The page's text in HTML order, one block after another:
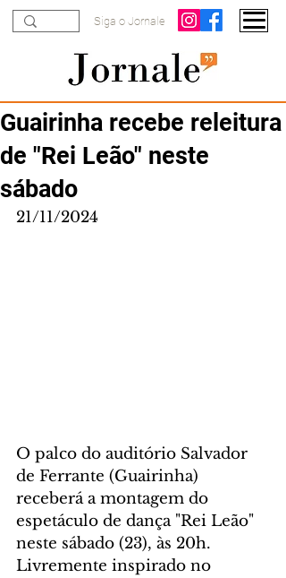
Siga o Jornale
Guairinha recebe releitura
de "Rei Leão" neste
sábado
21/11/2024
O palco do auditório Salvador
de Ferrante (Guairinha)
receberá a montagem do
espetáculo de dança "Rei Leão"
neste sábado (23), às 20h.
Livremente inspirado no